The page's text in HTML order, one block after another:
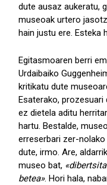
dute ausaz aukeratu,
museoak urtero
hain justu ere. Esteka
Egitasmoaren berri
Urdaibaiko
kritikatu dute
Esaterako,
ez dietela aditu
hartu. Bestalde,
erreserbari zer-
dute, irmo. Are,
museo bat,
betea». Hori hala,